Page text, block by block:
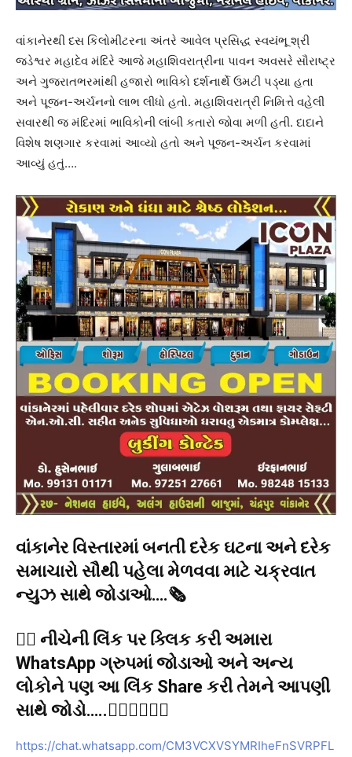
વાંકાનેરથી દસ કિલોમીટરના અંતરે આવેલ પ્રસિદ્ધ સ્વયંભૂ શ્રી
જડેશ્વર મહાદેવ મંદિરે આજે મહાશિવરાત્રીના પાવન અવસરે સૌરાષ્ટ્ર
અને ગુજરાતભરમાંથી હજારો ભાવિકો દર્શનાર્થે ઉમટી પડ્યા હતા
અને પૂજન-અર્ચનનો લાભ લીધો હતો. મહાશિવરાત્રી નિમિત્તે વહેલી
સવારથી જ મંદિરમાં ભાવિકોની લાંબી કતારો જોવા મળી હતી. દાદાને
વિશેષ શણગાર કરવામાં આવ્યો હતો અને પૂજન-અર્ચન કરવામાં
આવ્યું હતું….
વાંકાનેર વિસ્તારમાં બનતી દરેક ઘટના અને દરેક
સમાચારો સૌથી પહેલા મેળવવા માટે ચક્રવાત
ન્યુઝ સાથે જોડાઓ….🗞️
👉🏻 નીચેની લિંક પર ક્લિક કરી અમારા
WhatsApp ગ્રુપમાં જોડાઓ અને અન્ય
લોકોને પણ આ લિંક Share કરી તેમને આપણી
સાથે જોડો…..👇🏻👇🏻👇🏻
https://chat.whatsapp.com/CM3VCXVSYMRIheFnSVRPFL